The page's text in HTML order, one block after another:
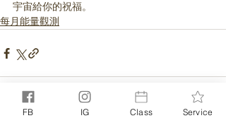
宇宙給你的祝福。
每月能量觀測
FB IG Class Service